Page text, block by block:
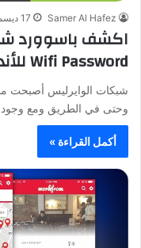
Samer Al Hafez 17 ديسمبر,2016
اكشف باسوورد
Wifi Password للأندرويد
شبكات الوايرليس أصبحت
وحتى في الطريق ومع
أكمل القراءة »